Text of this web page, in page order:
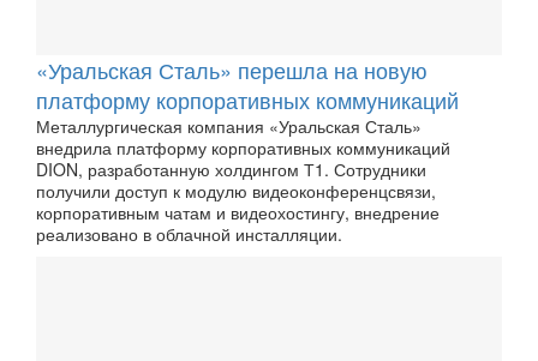
«Уральская Сталь» перешла на новую
платформу корпоративных коммуникаций
Металлургическая компания «Уральская Сталь»
внедрила платформу корпоративных коммуникаций
DION, разработанную холдингом Т1. Сотрудники
получили доступ к модулю видеоконференцсвязи,
корпоративным чатам и видеохостингу, внедрение
реализовано в облачной инсталляции.